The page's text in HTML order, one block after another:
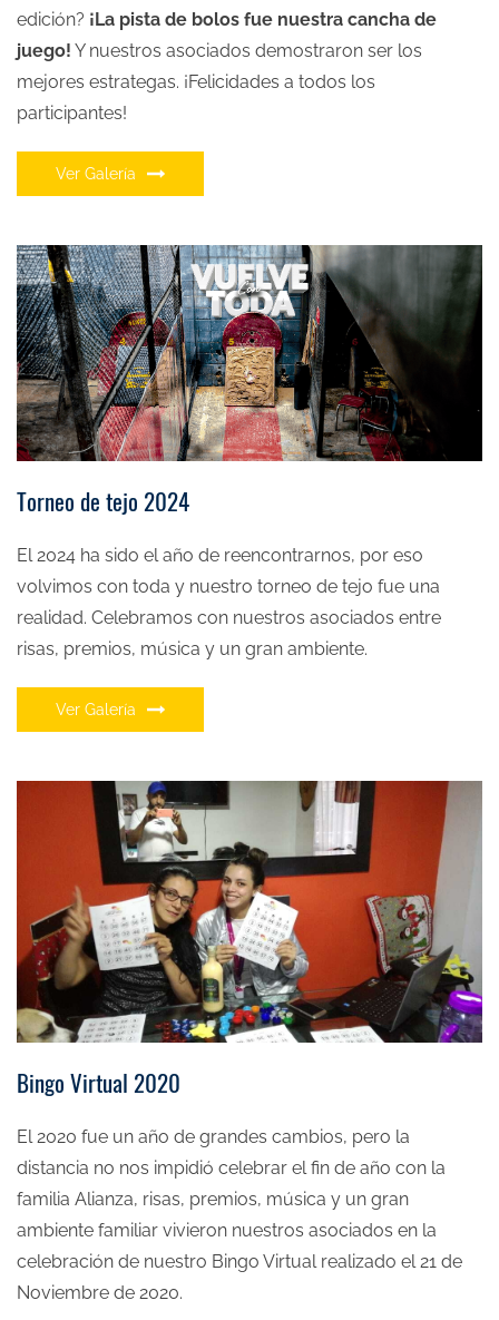
edición? ¡La pista de bolos fue nuestra cancha de
juego! Y nuestros asociados demostraron ser los
mejores estrategas. ¡Felicidades a todos los
participantes!
Ver Galería
Torneo de tejo 2024
El 2024 ha sido el año de reencontrarnos, por eso
volvimos con toda y nuestro torneo de tejo fue una
realidad. Celebramos con nuestros asociados entre
risas, premios, música y un gran ambiente.
Ver Galería
Bingo Virtual 2020
El 2020 fue un año de grandes cambios, pero la
distancia no nos impidió celebrar el fin de año con la
familia Alianza, risas, premios, música y un gran
ambiente familiar vivieron nuestros asociados en la
celebración de nuestro Bingo Virtual realizado el 21 de
Noviembre de 2020.